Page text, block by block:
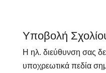
Υποβολή
Η ηλ. διεύθυνση σας
υποχρεωτικά πεδία